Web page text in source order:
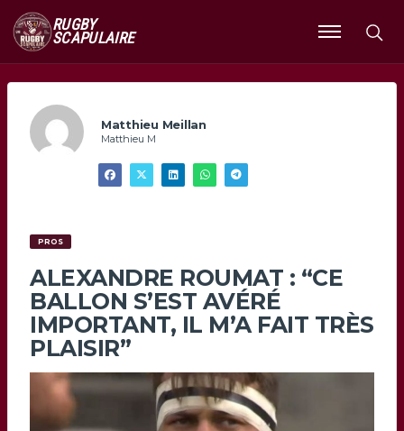
RUGBY
SCAPULAIRE
Ouvrir
le
Matthieu Meillan
Matthieu M
PROS
ALEXANDRE ROUMAT : “CE
BALLON S’EST AVÉRÉ
IMPORTANT, IL M’A FAIT TRÈS
PLAISIR”